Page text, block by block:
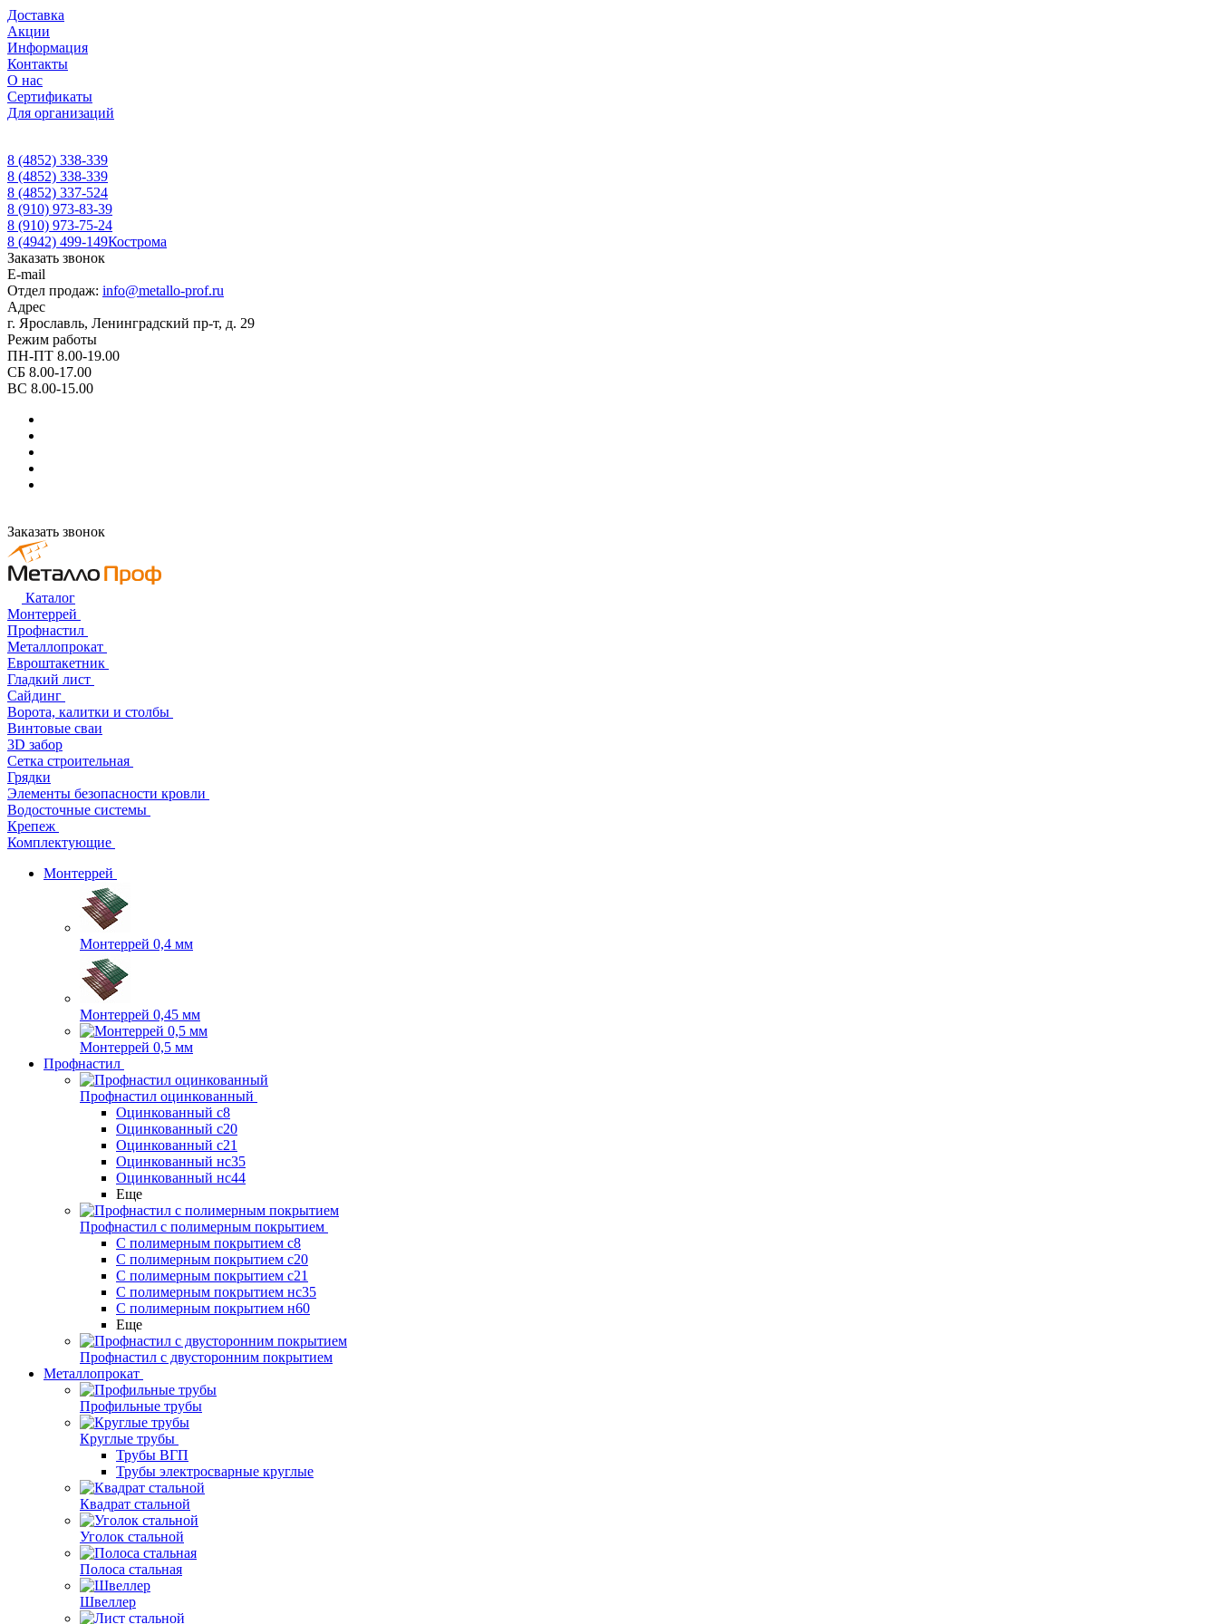
Доставка
Акции
Информация
Контакты
О нас
Сертификаты
Для организаций
8 (4852) 338-339
8 (4852) 338-339
8 (4852) 337-524
8 (910) 973-83-39
8 (910) 973-75-24
8 (4942) 499-149Кострома
Заказать звонок
E-mail
Отдел продаж: info@metallo-prof.ru
Адрес
г. Ярославль, Ленинградский пр-т, д. 29
Режим работы
ПН-ПТ 8.00-19.00
СБ 8.00-17.00
ВС 8.00-15.00
Заказать звонок
Каталог
Монтеррей
Профнастил
Металлопрокат
Евроштакетник
Гладкий лист
Сайдинг
Ворота, калитки и столбы
Винтовые сваи
3D забор
Сетка строительная
Грядки
Элементы безопасности кровли
Водосточные системы
Крепеж
Комплектующие
Монтеррей
Монтеррей 0,4 мм
Монтеррей 0,45 мм
Монтеррей 0,5 мм
Профнастил
Профнастил оцинкованный
Оцинкованный с8
Оцинкованный с20
Оцинкованный с21
Оцинкованный нс35
Оцинкованный нс44
Еще
Профнастил с полимерным покрытием
С полимерным покрытием с8
С полимерным покрытием с20
С полимерным покрытием с21
С полимерным покрытием нс35
С полимерным покрытием н60
Еще
Профнастил с двусторонним покрытием
Металлопрокат
Профильные трубы
Круглые трубы
Трубы ВГП
Трубы электросварные круглые
Квадрат стальной
Уголок стальной
Полоса стальная
Швеллер